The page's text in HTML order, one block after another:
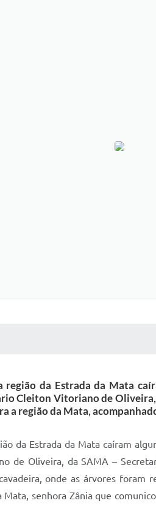
da Estrada da Mata
Cleiton Vitoriano de
a região da Mata,
da Estrada da Mata caíram
de Oliveira, da SAMA –
onde as árvores
senhora Zânia que